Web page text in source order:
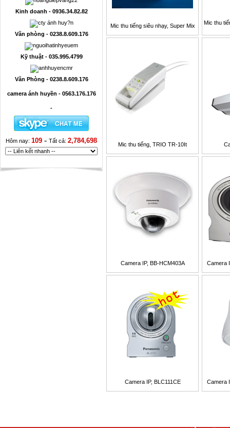
Kinh doanh - 0936.34.82.82
Văn phòng - 0238.8.609.176
Kỹ thuật - 035.995.4799
Văn Phòng - 0238.8.609.176
camera ánh huyền - 0563.176.176
-
Hôm nay: 109 - Tất cả: 2,784,698
Mic thu tiếng siêu nhạy, Super Mix Mic thu
Mic thu tiếng, TRIO TR-10It
Camera IP, BB-HCM403A Camera
Camera IP, BLC111CE Camera